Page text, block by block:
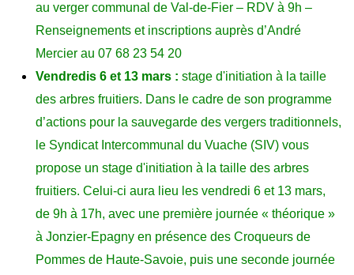
au verger communal de Val-de-Fier – RDV à 9h –
Renseignements et inscriptions auprès d’André
Mercier au 07 68 23 54 20
Vendredis 6 et 13 mars : stage d'initiation à la taille
des arbres fruitiers. Dans le cadre de son programme
d’actions pour la sauvegarde des vergers traditionnels,
le Syndicat Intercommunal du Vuache (SIV) vous
propose un stage d'initiation à la taille des arbres
fruitiers. Celui-ci aura lieu les vendredi 6 et 13 mars,
de 9h à 17h, avec une première journée « théorique »
à Jonzier-Epagny en présence des Croqueurs de
Pommes de Haute-Savoie, puis une seconde journée